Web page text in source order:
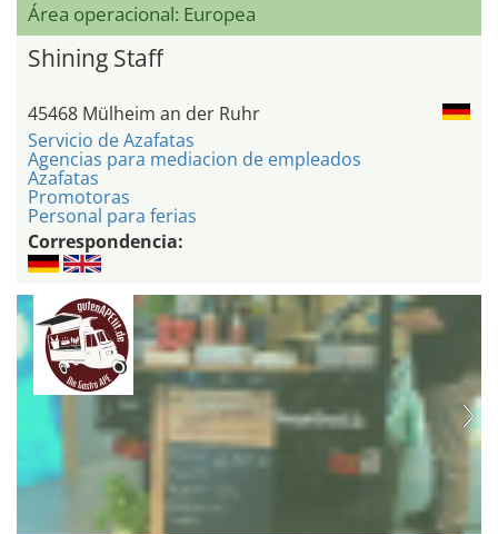
Área operacional: Europea
Shining Staff
45468 Mülheim an der Ruhr
Servicio de Azafatas
Agencias para mediacion de empleados
Azafatas
Promotoras
Personal para ferias
Correspondencia: